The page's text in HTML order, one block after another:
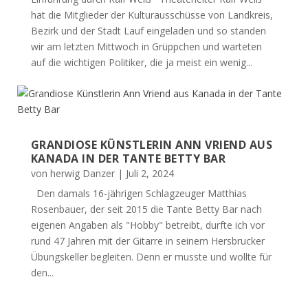
hat die Mitglieder der Kulturausschüsse von Landkreis,
Bezirk und der Stadt Lauf eingeladen und so standen
wir am letzten Mittwoch in Grüppchen und warteten
auf die wichtigen Politiker, die ja meist ein wenig...
GRANDIOSE KÜNSTLERIN ANN VRIEND AUS
KANADA IN DER TANTE BETTY BAR
von herwig Danzer| Juli 2, 2024
Den damals 16-jährigen Schlagzeuger Matthias
Rosenbauer, der seit 2015 die Tante Betty Bar nach
eigenen Angaben als "Hobby" betreibt, durfte ich vor
rund 47 Jahren mit der Gitarre in seinem Hersbrucker
Übungskeller begleiten. Denn er musste und wollte für
den...